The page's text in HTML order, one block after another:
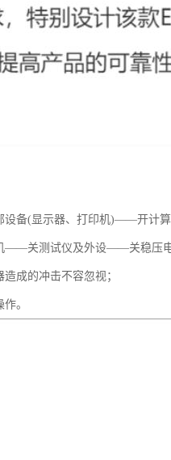
备(显示器、打印机)——开计算
——关测试仪及外设——关稳压电
成的冲击不容忽视；
。